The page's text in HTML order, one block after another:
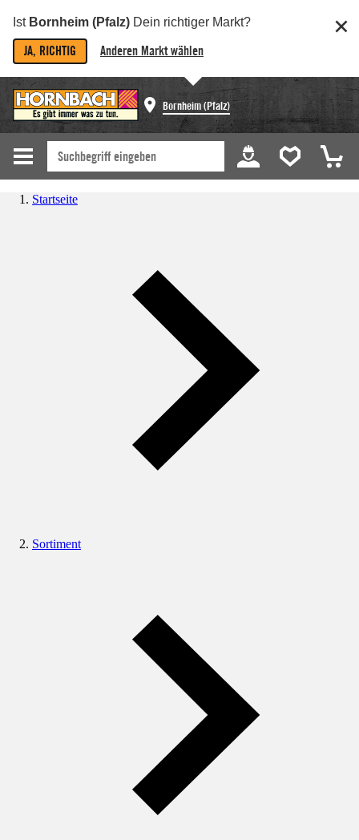
Ist Bornheim (Pfalz) Dein richtiger Markt?
JA, RICHTIG Anderen Markt wählen
Bornheim (Pfalz)
Startseite
Sortiment